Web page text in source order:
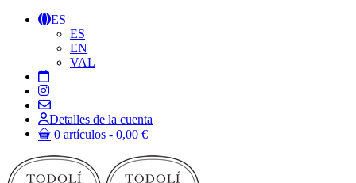
Saltar
ES
ES
EN
VAL
Detalles de la cuenta
0 artículos
0,00 €